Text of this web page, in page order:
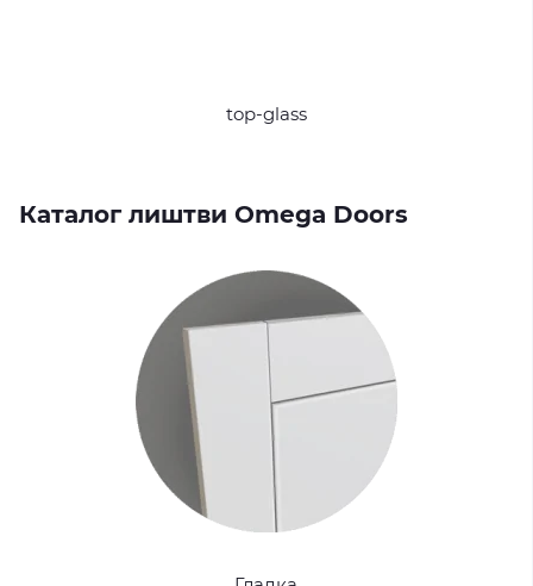
top-glass
Каталог лиштви Omega Doors